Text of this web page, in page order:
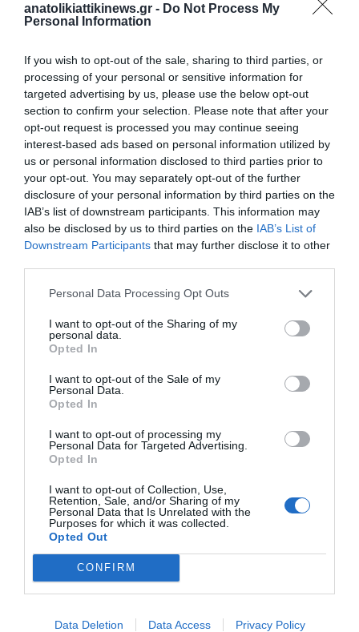
anatolikiattikinews.gr - Do Not Process My
Personal Information
If you wish to opt-out of the sale, sharing to third parties, or
processing of your personal or sensitive information for
targeted advertising by us, please use the below opt-out
section to confirm your selection. Please note that after your
opt-out request is processed you may continue seeing
interest-based ads based on personal information utilized by
us or personal information disclosed to third parties prior to
your opt-out. You may separately opt-out of the further
disclosure of your personal information by third parties on the
IAB’s list of downstream participants. This information may
also be disclosed by us to third parties on the IAB’s List of
Downstream Participants that may further disclose it to other
Personal Data Processing Opt Outs
I want to opt-out of the Sharing of my
personal data.
Opted In
I want to opt-out of the Sale of my
Personal Data.
Opted In
I want to opt-out of processing my
Personal Data for Targeted Advertising.
Opted In
I want to opt-out of Collection, Use,
Retention, Sale, and/or Sharing of my
Personal Data that Is Unrelated with the
Purposes for which it was collected.
Opted Out
CONFIRM
Data Deletion Data Access Privacy Policy